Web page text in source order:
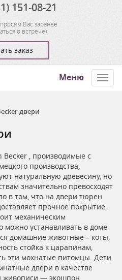
151-08-21
Вас заранее
о встрече)
заказ
Меню
двери
, производимые с
производства,
натуральную древесину, но
значительно превосходят
в том, что на двери тюрен
прочное покрытие,
механическим
устанавливать в доме
домашние животные – коты,
стойка к царапинам,
эти мохнатые питомцы. Дети
двери в качестве
живописи — экошпон